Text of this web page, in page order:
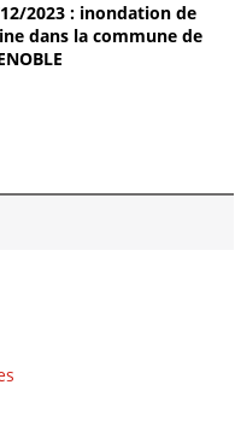
2023 : inondation de
dans la commune de